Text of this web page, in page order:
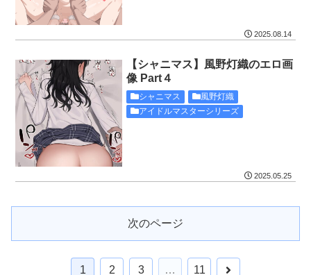
2025.08.14
【シャニマス】風野灯織のエロ画
像 Part４
シャニマス
風野灯織
アイドルマスターシリーズ
2025.05.25
次のページ
1 2 3 … 11